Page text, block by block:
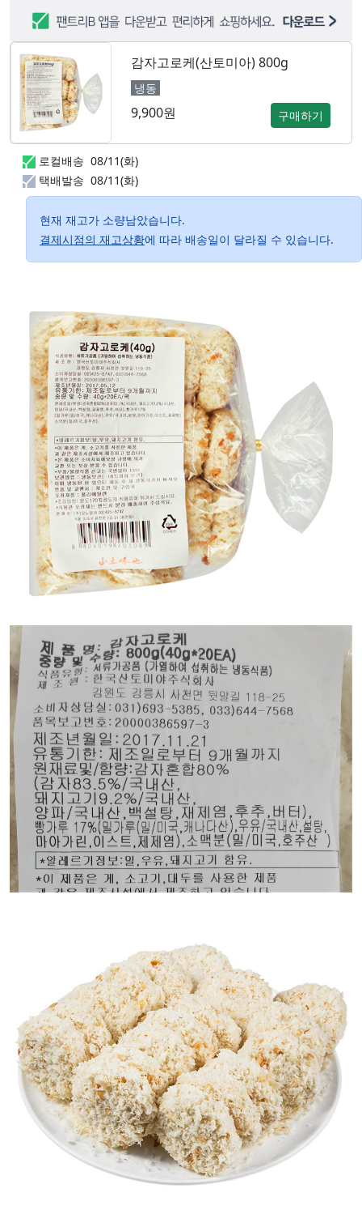
감자고로케(산토미아) 800g
냉동
9,900원 구매하기
로컬배송 08/11(화)
택배발송 08/11(화)
현재 재고가 소량남았습니다.
결제시점의 재고상황에 따라 배송일이 달라질 수 있습니다.